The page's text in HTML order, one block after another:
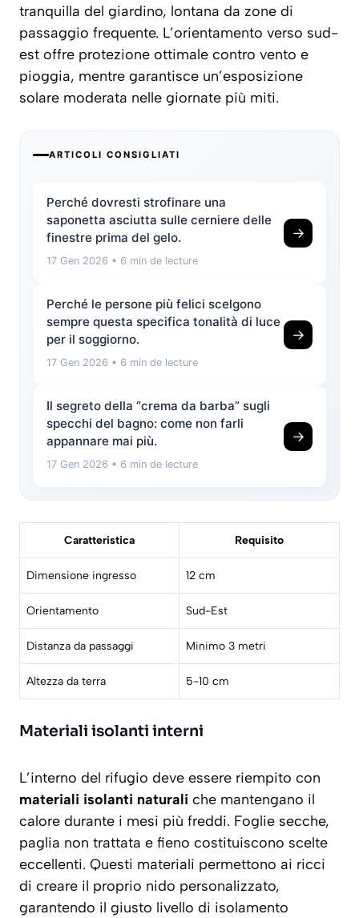
tranquilla del giardino, lontana da zone di
passaggio frequente. L’orientamento verso sud-
est offre protezione ottimale contro vento e
pioggia, mentre garantisce un’esposizione
solare moderata nelle giornate più miti.
ARTICOLI CONSIGLIATI
Perché dovresti strofinare una
saponetta asciutta sulle cerniere delle
finestre prima del gelo.
17 Gen 2026 • 6 min de lecture
→
Perché le persone più felici scelgono
sempre questa specifica tonalità di luce
per il soggiorno.
17 Gen 2026 • 6 min de lecture
→
Il segreto della “crema da barba” sugli
specchi del bagno: come non farli
appannare mai più.
17 Gen 2026 • 6 min de lecture
→
Caratteristica Requisito
Dimensione ingresso 12 cm
Orientamento Sud-Est
Distanza da passaggi Minimo 3 metri
Altezza da terra 5-10 cm
Materiali isolanti interni
L’interno del rifugio deve essere riempito con
materiali isolanti naturali che mantengano il
calore durante i mesi più freddi. Foglie secche,
paglia non trattata e fieno costituiscono scelte
eccellenti. Questi materiali permettono ai ricci
di creare il proprio nido personalizzato,
garantendo il giusto livello di isolamento